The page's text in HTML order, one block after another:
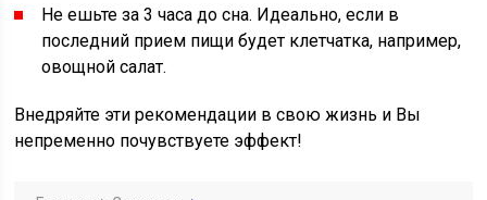
Не ешьте за 3 часа до сна. Идеально, если в
последний прием пищи будет клетчатка, например,
овощной салат.
Внедряйте эти рекомендации в свою жизнь и Вы
непременно почувствуете эффект!